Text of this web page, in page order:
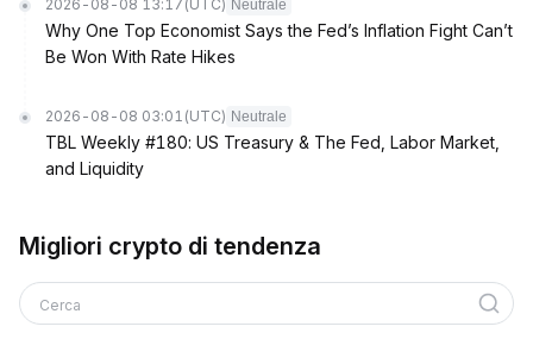
2026-08-08 13:17 (UTC) Neutrale
Why One Top Economist Says the Fed’s Inflation Fight Can’t
Be Won With Rate Hikes
2026-08-08 03:01 (UTC) Neutrale
TBL Weekly #180: US Treasury & The Fed, Labor Market,
and Liquidity
Migliori crypto di tendenza
Cerca